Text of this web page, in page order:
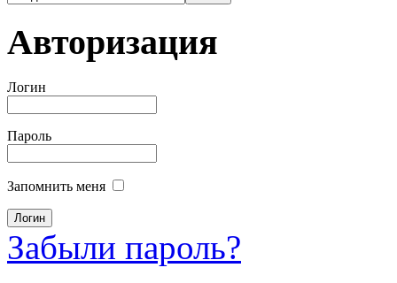
Авторизация
Логин
Пароль
Запомнить меня
Забыли пароль?